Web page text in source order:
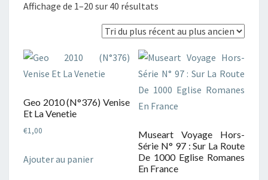
Affichage de 1–20 sur 40 résultats
du
plus
récent
au
plus
ancien
Geo 2010 (N°376) Venise
Et La Venetie
€1,00
Ajouter au panier
Museart Voyage Hors-
Série N° 97 : Sur La Route
De 1000 Eglise Romanes
En France